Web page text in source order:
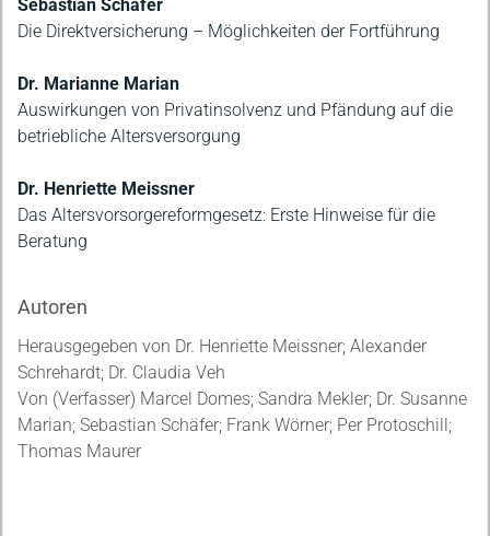
Sebastian Schäfer
Die Direktversicherung – Möglichkeiten der Fortführung
Dr. Marianne Marian
Auswirkungen von Privatinsolvenz und Pfändung auf die
betriebliche Altersversorgung
Dr. Henriette Meissner
Das Altersvorsorgereformgesetz: Erste Hinweise für die
Beratung
Autoren
Herausgegeben von Dr. Henriette Meissner; Alexander
Schrehardt; Dr. Claudia Veh
Von (Verfasser) Marcel Domes; Sandra Mekler; Dr. Susanne
Marian; Sebastian Schäfer; Frank Wörner; Per Protoschill;
Thomas Maurer